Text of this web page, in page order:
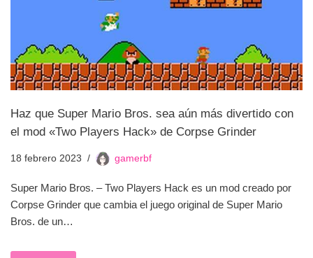
Haz que Super Mario Bros. sea aún más divertido con
el mod «Two Players Hack» de Corpse Grinder
18 febrero 2023 gamerbf
Super Mario Bros. – Two Players Hack es un mod creado por
Corpse Grinder que cambia el juego original de Super Mario
Bros. de un…